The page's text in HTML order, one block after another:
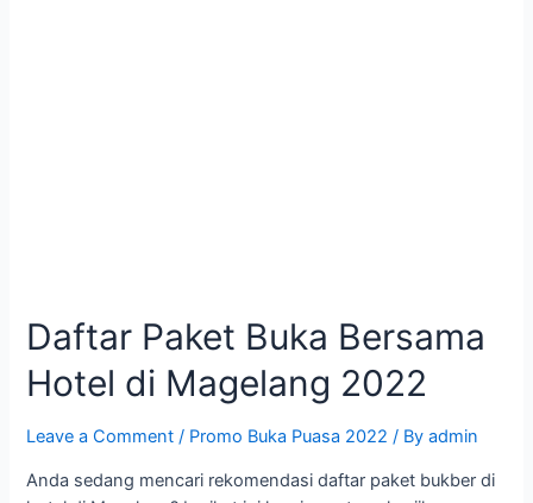
Daftar Paket Buka Bersama
Hotel di Magelang 2022
Leave a Comment / Promo Buka Puasa 2022 / Byadmin
Anda sedang mencari rekomendasi daftar paket bukber di